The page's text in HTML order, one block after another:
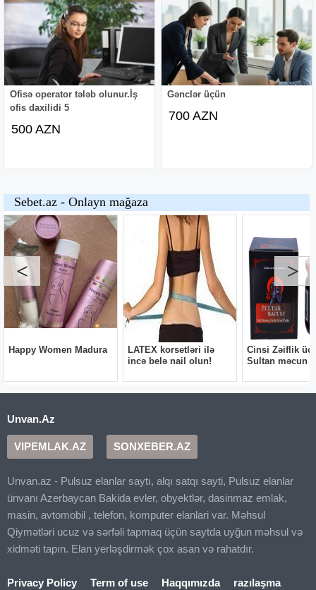
Ofisə operator tələb olunur.İş
ofis daxilidi 5
500 AZN
Gənclər üçün
700 AZN
Unvan.Az
VIPEMLAK.AZ SONXEBER.AZ
Unvan.az - Pulsuz elanlar saytı, alqı satqı sayti, Pulsuz elanlar
ünvanı Azerbaycan Bakida evler, obyektlər, dasinmaz emlak,
masin, avtomobil , telefon, komputer elanlari var. Məhsul
Qiymətləri ucuz və sərfəli tapmaq üçün saytda uyğun məhsul və
xidməti tapın. Elan yerləşdirmək çox asan və rahatdır.
Privacy Policy Term of use Haqqımızda razılaşma